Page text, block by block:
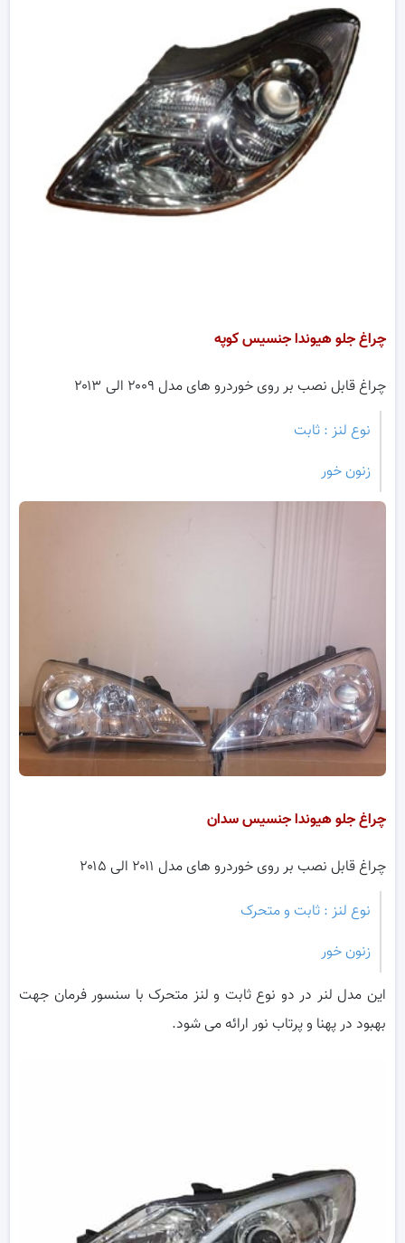
چراغ جلو هیوندا جنسیس کوپه
چراغ قابل نصب بر روی خوردرو های مدل ۲۰۰۹ الی ۲۰۱۳
نوع لنز : ثابت
زنون خور
چراغ جلو هیوندا جنسیس سدان
چراغ قابل نصب بر روی خوردرو های مدل ۲۰۱۱ الی ۲۰۱۵
نوع لنز : ثابت و متحرک
زنون خور
این مدل لنر در دو نوع ثابت و لنز متحرک با سنسور فرمان جهت
بهبود در پهنا و پرتاب نور ارائه می شود.